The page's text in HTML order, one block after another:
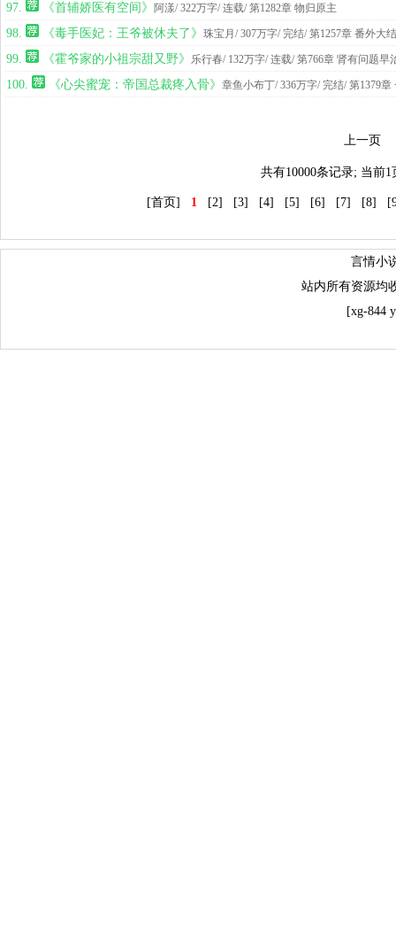
97. 《首辅娇医有空间》 阿漾/ 322万字/ 连载/ 第1282章 物归原主
98. 《毒手医妃：王爷被休夫了》 珠宝月 / 307万字/ 完结/ 第1257章 番外大
99. 《霍爷家的小祖宗甜又野》 乐行春/ 132万字/ 连载/ 第766章 肾有问题早
100. 《心尖蜜宠：帝国总裁疼入骨》 章鱼小布丁/ 336万字/ 完结/ 第1379章
上一
共有10000条记录; 当前
[首页] 1 [2] [3] [4] [5] [6] [7] [8]
言情小
站内所有资源均
[xg-844